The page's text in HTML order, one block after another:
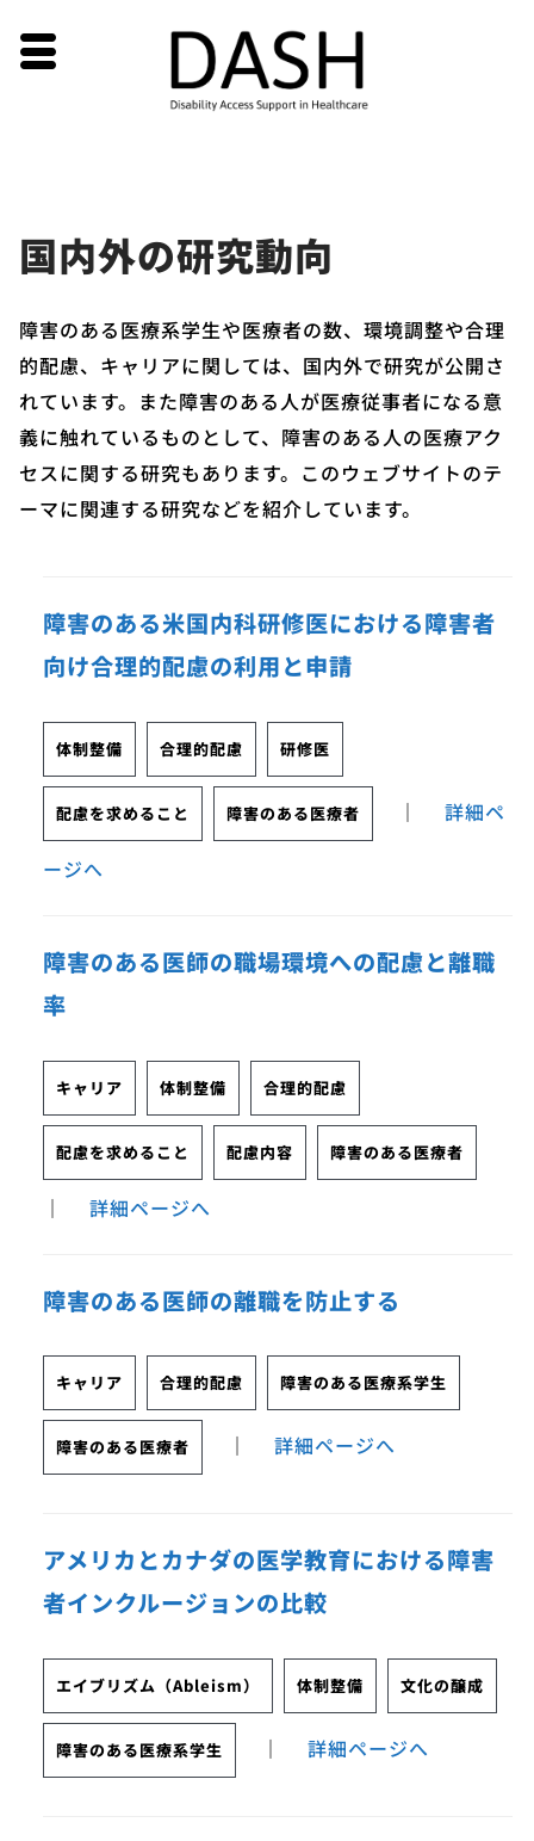
Skip国内外の研究動向
障害のある医療系学生や医療者の数、環境調整や合理
的配慮、キャリアに関しては、国内外で研究が公開さ
れています。また障害のある人が医療従事者になる意
義に触れているものとして、障害のある人の医療アク
セスに関する研究もあります。このウェブサイトのテ
ーマに関連する研究などを紹介しています。
障害のある米国内科研修医における障害者
向け合理的配慮の利用と申請
体制整備 合理的配慮 研修医
配慮を求めること 障害のある医療者 ｜ 詳細ペ
ージへ
障害のある医師の職場環境への配慮と離職
率
キャリア 体制整備 合理的配慮
配慮を求めること 配慮内容 障害のある医療者
｜ 詳細ページへ
障害のある医師の離職を防止する
キャリア 合理的配慮 障害のある医療系学生
障害のある医療者 ｜ 詳細ページへ
アメリカとカナダの医学教育における障害
者インクルージョンの比較
エイブリズム（Ableism） 体制整備 文化の醸成
障害のある医療系学生 ｜ 詳細ページへ